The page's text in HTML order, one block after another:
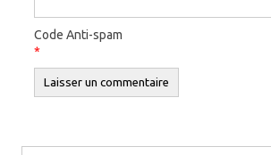
Code Anti-spam
*